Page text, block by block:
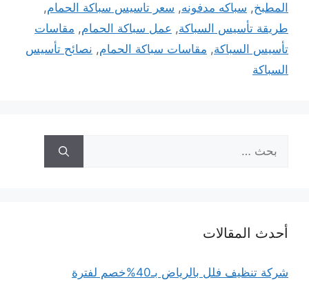
المطبخ, سباكه مدفونه, سعر تاسيس سباكة الحمام,
طريقة تأسيس السباكة, عمل سباكة الحمام, مقاسات
تأسيس السباكة, مقاسات سباكة الحمام, نصائح تأسيس
السباكة
عن:
أحدث المقالات
شركة تنظيف فلل بالرياض بـ40%خصم لفترة